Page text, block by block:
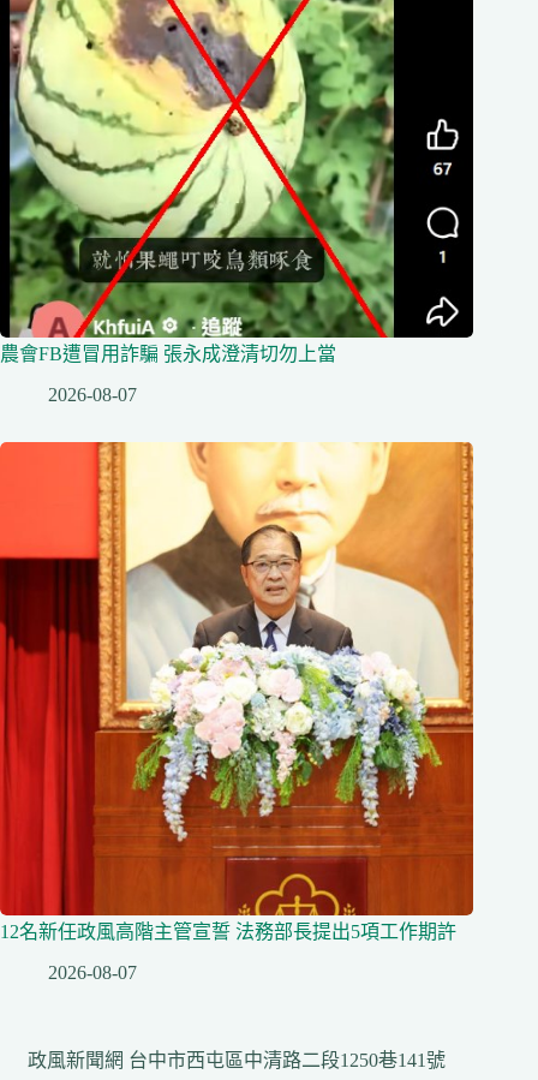
農會FB遭冒用詐騙 張永成澄清切勿上當
2026-08-07
12名新任政風高階主管宣誓 法務部長提出5項工作期許
2026-08-07
政風新聞網 台中市西屯區中清路二段1250巷141號